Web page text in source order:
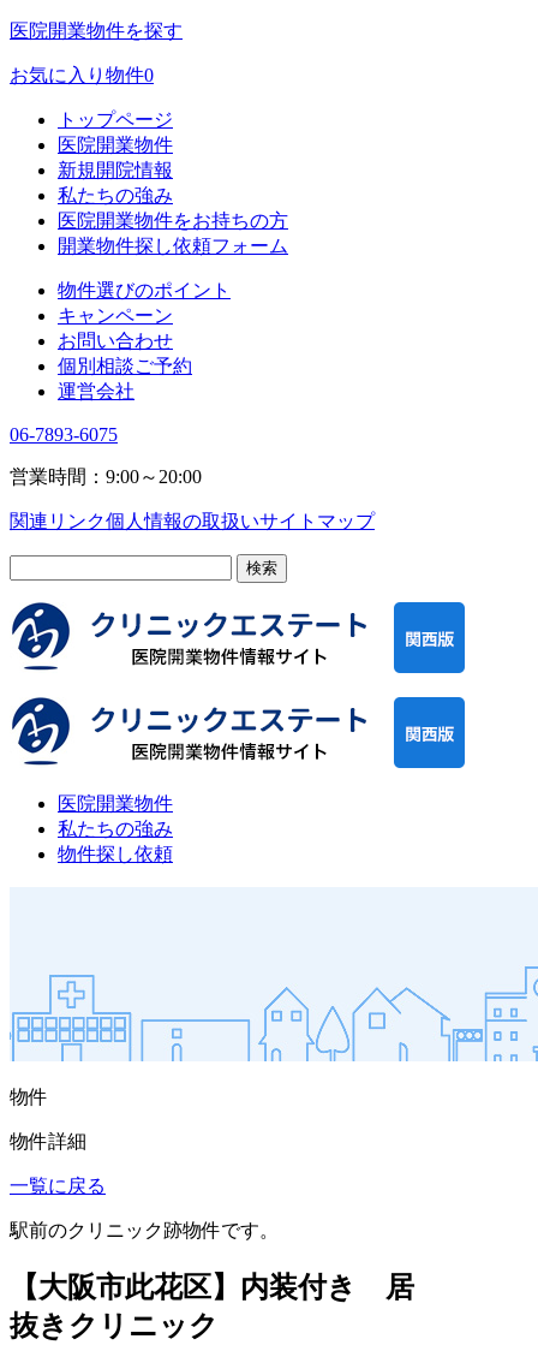
医院開業物件を探す
お気に入り物件0
トップページ
医院開業物件
新規開院情報
私たちの強み
医院開業物件をお持ちの方
開業物件探し依頼フォーム
物件選びのポイント
キャンペーン
お問い合わせ
個別相談ご予約
運営会社
06-7893-6075
営業時間：9:00～20:00
関連リンク個人情報の取扱いサイトマップ
医院開業物件
私たちの強み
物件探し依頼
物件
物件詳細
一覧に戻る
駅前のクリニック跡物件です。
【大阪市此花区】内装付き 居
抜きクリニック